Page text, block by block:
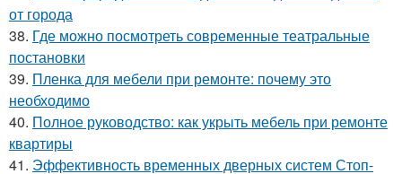
от города
38. Где можно посмотреть современные театральные
постановки
39. Пленка для мебели при ремонте: почему это
необходимо
40. Полное руководство: как укрыть мебель при ремонте
квартиры
41. Эффективность временных дверных систем Стоп-